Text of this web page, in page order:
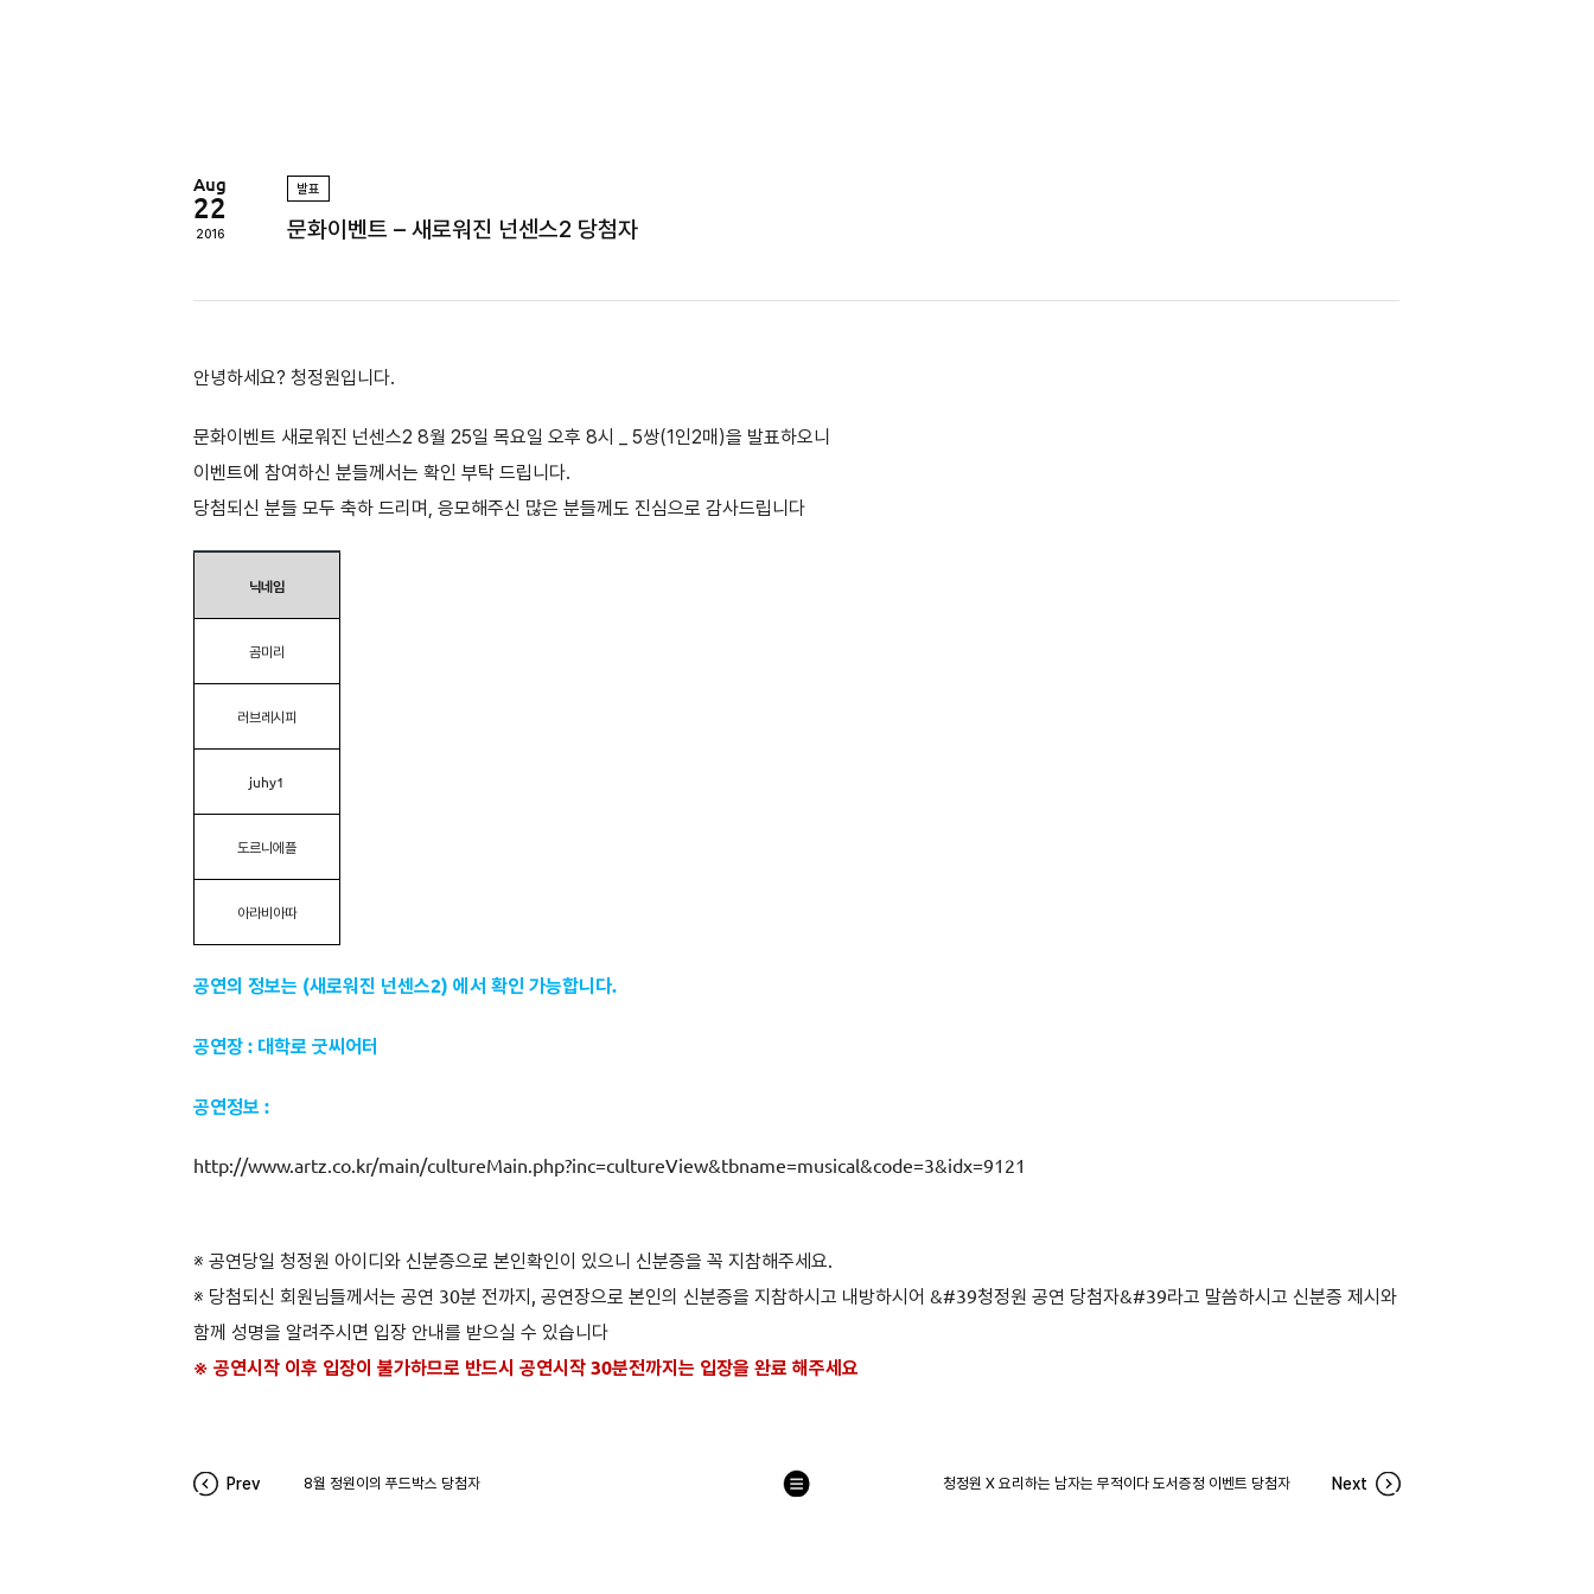
Aug
22
2016
발표
문화이벤트 – 새로워진 넌센스2 당첨자
안녕하세요? 청정원입니다.
문화이벤트 새로워진 넌센스2 8월 25일 목요일 오후 8시 _ 5쌍(1인2매)을 발표하오니
이벤트에 참여하신 분들께서는 확인 부탁 드립니다.
당첨되신 분들 모두 축하 드리며, 응모해주신 많은 분들께도 진심으로 감사드립니다
닉네임
곰미리
러브레시피
juhy1
도르니에플
아라비아따
공연의 정보는 (새로워진 넌센스2) 에서 확인 가능합니다.
공연장 : 대학로 굿씨어터
공연정보 :
http://www.artz.co.kr/main/cultureMain.php?inc=cultureView&tbname=musical&code=3&idx=9121
※ 공연당일 청정원 아이디와 신분증으로 본인확인이 있으니 신분증을 꼭 지참해주세요.
※ 당첨되신 회원님들께서는 공연 30분 전까지, 공연장으로 본인의 신분증을 지참하시고 내방하시어 &#39청정원 공연 당첨자&#39라고 말씀하시고 신분증 제시와
함께 성명을 알려주시면 입장 안내를 받으실 수 있습니다
※ 공연시작 이후 입장이 불가하므로 반드시 공연시작 30분전까지는 입장을 완료 해주세요
Prev 8월 정원이의 푸드박스 당첨자 청정원 X 요리하는 남자는 무적이다 도서증정 이벤트 당첨자 Next
목